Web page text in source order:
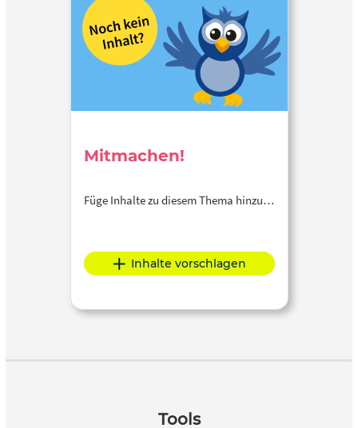
Mitmachen!
Füge Inhalte zu diesem Thema hinzu…
Inhalte vorschlagen
Tools